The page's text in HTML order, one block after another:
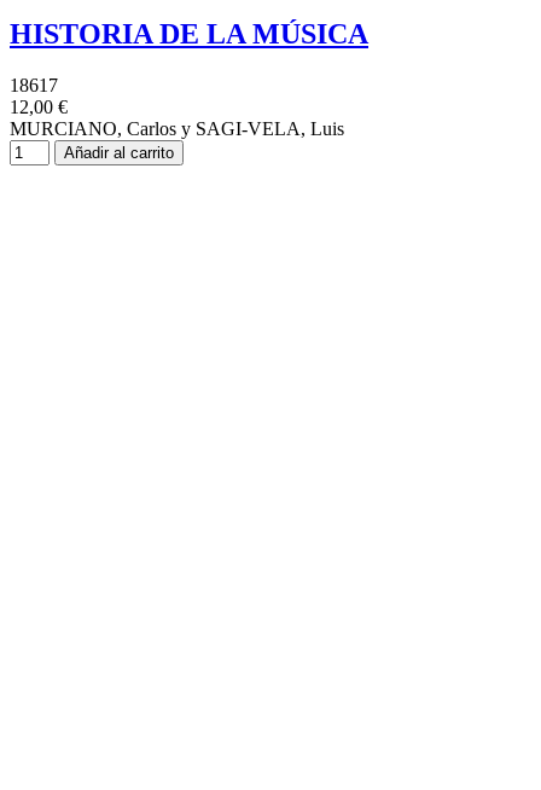
HISTORIA DE LA MÚSICA
18617
12,00 €
MURCIANO, Carlos y SAGI-VELA, Luis
Añadir al carrito